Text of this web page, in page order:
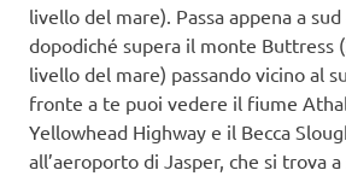
livello del mare). Passa appena a
dopodiché supera il monte Buttress
livello del mare) passando vicino al
fronte a te puoi vedere il fiume
Yellowhead Highway e il Becca
all’aeroporto di Jasper, che si trova